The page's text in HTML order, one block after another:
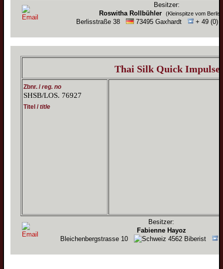
Besitzer:
Roswitha Rollbühler
(Kleinspitze vom
Berlisstraße 38 73495 Gaxhardt + 49 (0)
Thai Silk Quick Impulse
Zbnr. /reg. no
SHSB/LOS. 76927
Titel /title
Besitzer:
Fabienne Hayoz
Bleichenbergstrasse 10
4562 Biberist